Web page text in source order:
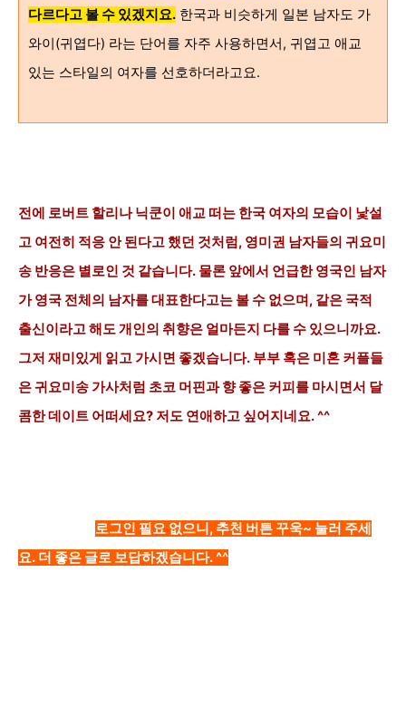
다르다고 볼 수 있겠지요. 한국과 비슷하게 일본 남자도 가
와이(귀엽다) 라는 단어를 자주 사용하면서, 귀엽고 애교
있는 스타일의 여자를 선호하더라고요.
전에 로버트 할리나 닉쿤이 애교 떠는 한국 여자의 모습이 낯설
고 여전히 적응 안 된다고 했던 것처럼, 영미권 남자들의 귀요미
송 반응은 별로인 것 같습니다. 물론 앞에서 언급한 영국인 남자
가 영국 전체의 남자를 대표한다고는 볼 수 없으며, 같은 국적
출신이라고 해도 개인의 취향은 얼마든지 다를 수 있으니까요.
그저 재미있게 읽고 가시면 좋겠습니다. 부부 혹은 미혼 커플들
은 귀요미송 가사처럼 초코 머핀과 향 좋은 커피를 마시면서 달
콤한 데이트 어떠세요? 저도 연애하고 싶어지네요. ^^
로그인 필요 없으니, 추천 버튼 꾸욱~ 눌러 주세
요. 더 좋은 글로 보답하겠습니다. ^^